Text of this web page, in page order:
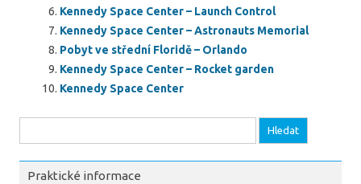
Kennedy Space Center – Launch Control
Kennedy Space Center – Astronauts Memorial
Pobyt ve střední Floridě – Orlando
Kennedy Space Center – Rocket garden
Kennedy Space Center
Praktické informace